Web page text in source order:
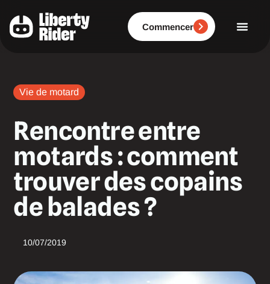
contenu
Commencer
Vie de motard
Rencontre entre
motards : comment
trouver des copains
de balades ?
10/07/2019